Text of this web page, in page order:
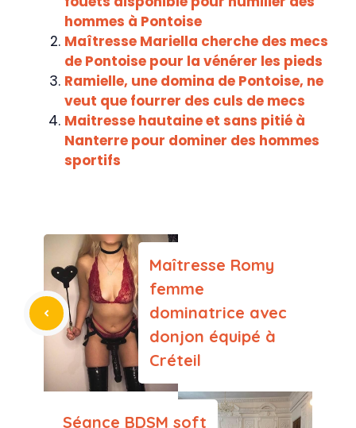
hommes à Pontoise
Maîtresse Mariella cherche des mecs
de Pontoise pour la vénérer les pieds
Ramielle, une domina de Pontoise, ne
veut que fourrer des culs de mecs
Maitresse hautaine et sans pitié à
Nanterre pour dominer des hommes
sportifs
Maîtresse Romy
femme
dominatrice avec
donjon équipé à
Créteil
Séance BDSM soft